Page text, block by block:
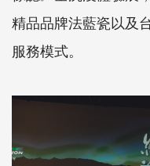
精品品牌法藍瓷以及
服務模式。